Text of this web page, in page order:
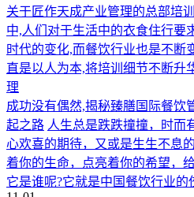
关于匠作天成产业管理的总部培
中,人们对于生活中的衣食住行要
时代的变化,而餐饮行业也是不断
直是以人为本,将培训细节不断升
理
成功没有偶然,揭秘臻膳国际餐饮
起之路 人生总是跌跌撞撞，时而
心欢喜的期待，又或是生生不息
着你的生命，点亮着你的希望，
它是谁呢?它就是中国餐饮行业